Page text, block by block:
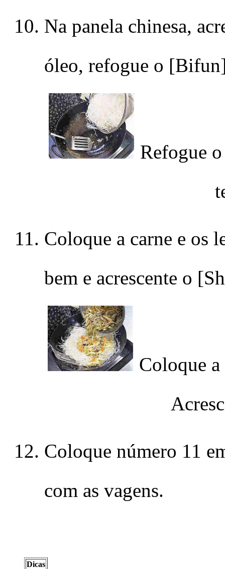
Na panela chinesa,
óleo, refogue o
Refogue
Coloque a carne e os
bem e acrescente o
Coloque
Coloque número 11
com as vagens.
Dicas